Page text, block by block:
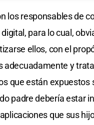
los responsables de
digital, para lo cual,
ellos, con el
adecuadamente y
que están expuestos
padre debería estar
que sus